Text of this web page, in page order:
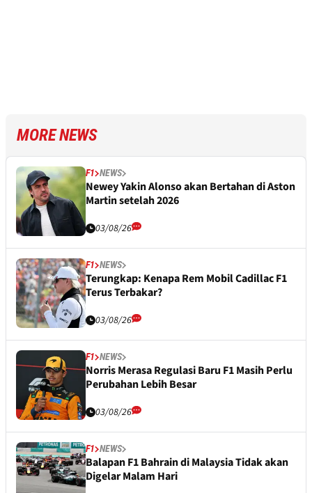
MORE NEWS
F1 NEWS
Newey Yakin Alonso akan Bertahan di Aston
Martin setelah 2026
03/08/26
F1 NEWS
Terungkap: Kenapa Rem Mobil Cadillac F1
Terus Terbakar?
03/08/26
F1 NEWS
Norris Merasa Regulasi Baru F1 Masih Perlu
Perubahan Lebih Besar
03/08/26
F1 NEWS
Balapan F1 Bahrain di Malaysia Tidak akan
Digelar Malam Hari